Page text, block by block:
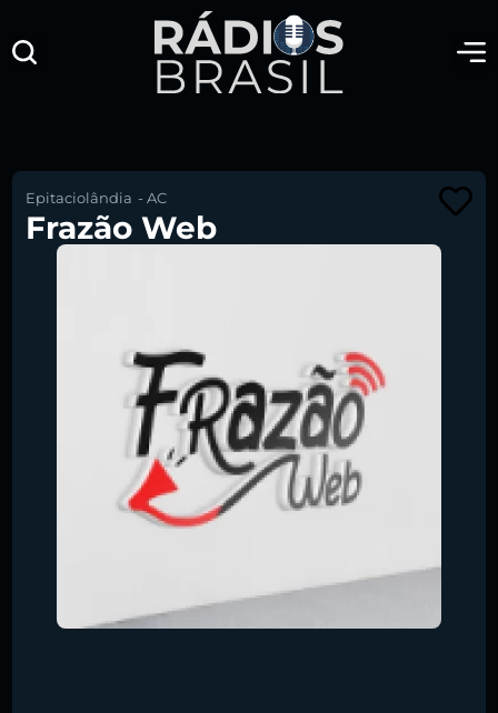
Pesquise aqui a sua rádio favorita:
Epitaciolândia -AC
Frazão Web